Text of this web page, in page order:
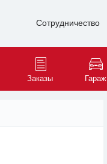
Сотрудничество
Заказы Гараж